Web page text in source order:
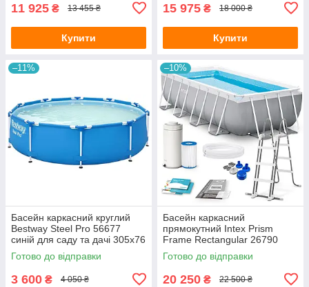
11 925 ₴ 13 455 ₴
Купити
15 975 ₴ 18 000 ₴
Купити
–11%
Басейн каркасний круглий
Bestway Steel Pro 56677
синій для саду та дачі 305х76
см
Готово до відправки
3 600 ₴ 4 050 ₴
–10%
Басейн каркасний
прямокутний Intex Prism
Frame Rectangular 26790
сірий для саду та дачі
400х200х122 см з
картриджним фільтр-насосо
Готово до відправки
20 250 ₴ 22 500 ₴